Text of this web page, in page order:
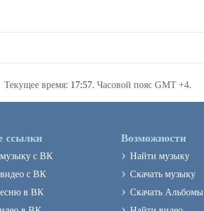
Текущее время: 17:57. Часовой пояс GMT +4.
ссылки
музыку с ВК
с ВК
в ВК
Возможности
› Найти музыку
› Скачать музыку
› Скачать Альбомы